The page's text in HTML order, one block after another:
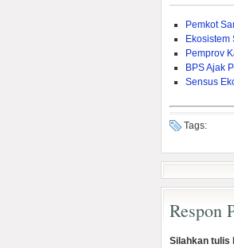
Pemkot
Pemprov
BPS Ajak
Sensus
Tags:
Respon
Silahkan tulis